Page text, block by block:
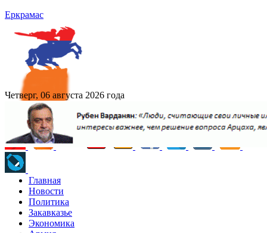
Еркрамас
Четверг, 06 августа 2026 года
Главная
Новости
Политика
Закавказье
Экономика